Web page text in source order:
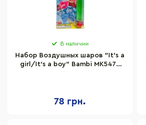
В наличии
Набор Воздушных шаров "It's a
girl/It's a boy" Bambi MK5478
78 грн.